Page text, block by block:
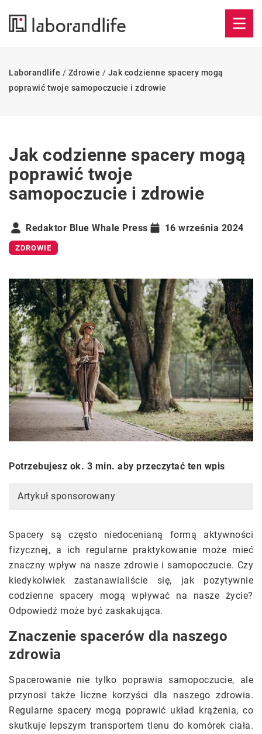
Laborandlife / Zdrowie / Jak codzienne spacery mogą
poprawić twoje samopoczucie i zdrowie
Jak codzienne spacery mogą
poprawić twoje
samopoczucie i zdrowie
Redaktor Blue Whale Press 16 września 2024
ZDROWIE
Potrzebujesz ok. 3 min. aby przeczytać ten wpis
Artykuł sponsorowany
Spacery są często niedocenianą formą aktywności
fizycznej, a ich regularne praktykowanie może mieć
znaczny wpływ na nasze zdrowie i samopoczucie. Czy
kiedykolwiek zastanawialiście się, jak pozytywnie
codzienne spacery mogą wpływać na nasze życie?
Odpowiedź może być zaskakująca.
Znaczenie spacerów dla naszego
zdrowia
Spacerowanie nie tylko poprawia samopoczucie, ale
przynosi także liczne korzyści dla naszego zdrowia.
Regularne spacery mogą poprawić układ krążenia, co
skutkuje lepszym transportem tlenu do komórek ciała.